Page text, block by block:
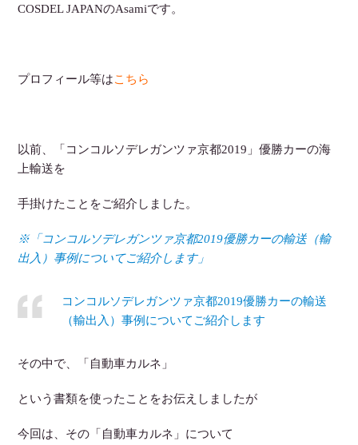
COSDEL JAPANのAsamiです。
プロフィール等はこちら
以前、「コンコルソデレガンツァ京都2019」優勝カーの海
上輸送を
手掛けたことをご紹介しました。
※「コンコルソデレガンツァ京都2019優勝カーの輸送（輸
出入）事例についてご紹介します」
コンコルソデレガンツァ京都2019優勝カーの輸送
（輸出入）事例についてご紹介します
その中で、「自動車カルネ」
という書類を使ったことをお伝えしましたが
今回は、その「自動車カルネ」について